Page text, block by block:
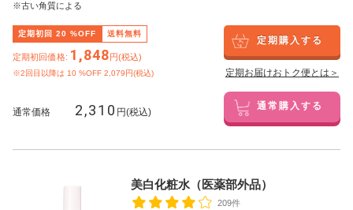
※古い角質による
定期初回 20 %OFF 送料無料
定期初回価格: 1,848円(税込)
※2回目以降は 10 %OFF 2,079円(税込)
定期購入する
定期お届けおトク便とは＞
通常価格 2,310 円(税込) 通常購入する
美白化粧水（医薬部外品）
209件